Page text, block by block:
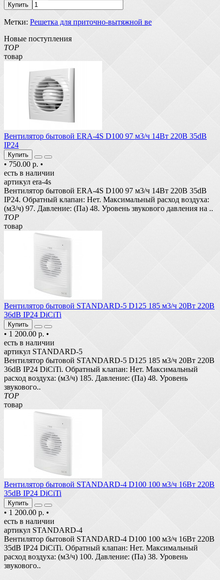
Купить
Метки: Решетка для приточно-вытяжной ве
Новые поступления
TOP
товар
Вентилятор бытовой ERA-4S D100 97 м3/ч 14Вт 220В 35dB
IP24
Купить
• 750.00 р. •
есть в наличии
артикул era-4s
Вентилятор бытовой ERA-4S D100 97 м3/ч 14Вт 220В 35dB
IP24. Обратный клапан: Нет. Максимальный расход воздуха:
(м3/ч) 97. Давление: (Па) 48. Уровень звукового давления на ..
TOP
товар
Вентилятор бытовой STANDARD-5 D125 185 м3/ч 20Вт 220В
36dB IP24 DiCiTi
Купить
• 1 200.00 р. •
есть в наличии
артикул STANDARD-5
Вентилятор бытовой STANDARD-5 D125 185 м3/ч 20Вт 220В
36dB IP24 DiCiTi. Обратный клапан: Нет. Максимальный
расход воздуха: (м3/ч) 185. Давление: (Па) 48. Уровень
звукового..
TOP
товар
Вентилятор бытовой STANDARD-4 D100 100 м3/ч 16Вт 220В
35dB IP24 DiCiTi
Купить
• 1 200.00 р. •
есть в наличии
артикул STANDARD-4
Вентилятор бытовой STANDARD-4 D100 100 м3/ч 16Вт 220В
35dB IP24 DiCiTi. Обратный клапан: Нет. Максимальный
расход воздуха: (м3/ч) 100. Давление: (Па) 38. Уровень
звукового..